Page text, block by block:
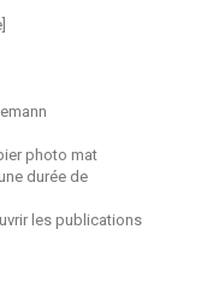
photo mat
durée de
les publications